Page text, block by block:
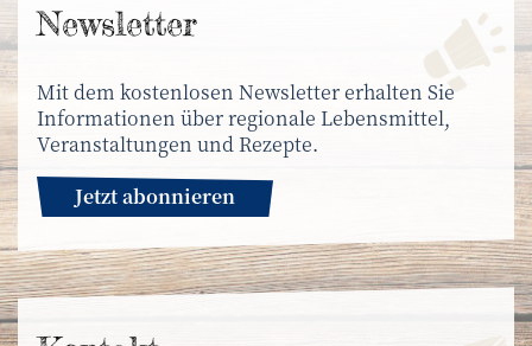
News­letter
Mit dem kostenlosen Newsletter erhalten Sie
Informationen über regionale Lebensmittel,
Veranstaltungen und Rezepte.
Jetzt abonnieren